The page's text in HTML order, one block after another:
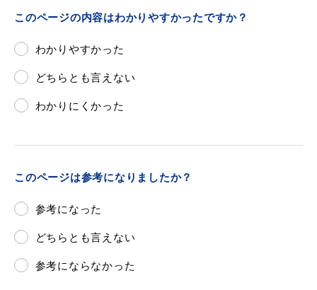
このページの内容はわかりやすかったですか？
わかりやすかった
どちらとも言えない
わかりにくかった
このページは参考になりましたか？
参考になった
どちらとも言えない
参考にならなかった